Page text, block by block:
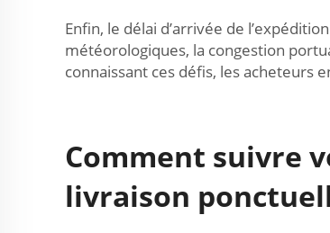
Enfin, le délai d’arrivée de
météorologiques, la congestion
connaissant ces défis, les acheteurs
Comment suivre
livraison